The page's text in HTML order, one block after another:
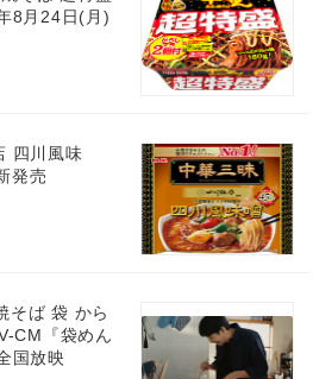
8月24日(月)
四川風味
発売
そば 袋 から
CM『袋めん
国放映